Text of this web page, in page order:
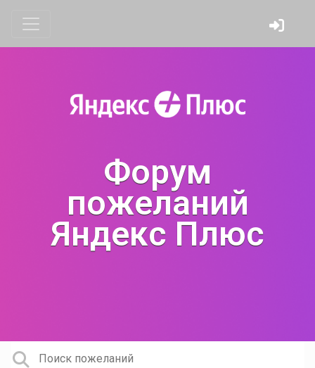
Форум
пожеланий
Яндекс Плюс